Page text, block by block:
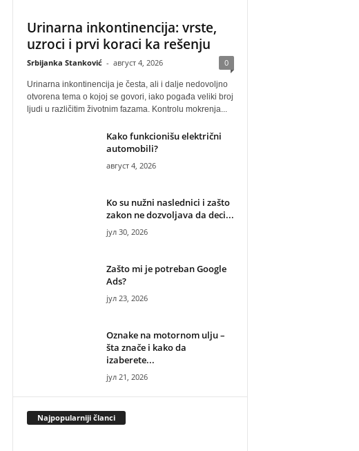
Urinarna inkontinencija: vrste,
uzroci i prvi koraci ka rešenju
Srbijanka Stanković - август 4, 2026 0
Urinarna inkontinencija je česta, ali i dalje nedovoljno
otvorena tema o kojoj se govori, iako pogađa veliki broj
ljudi u različitim životnim fazama. Kontrolu mokrenja...
Kako funkcionišu električni
automobili?
август 4, 2026
Ko su nužni naslednici i zašto
zakon ne dozvoljava da deci...
јул 30, 2026
Zašto mi je potreban Google
Ads?
јул 23, 2026
Oznake na motornom ulju –
šta znače i kako da
izaberete...
јул 21, 2026
Najpopularniji članci